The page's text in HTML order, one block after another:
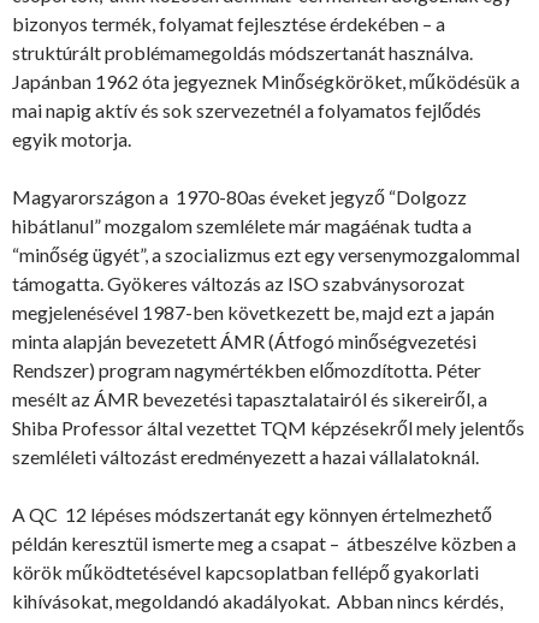
bizonyos termék, folyamat fejlesztése érdekében – a
struktúrált problémamegoldás módszertanát használva.
Japánban 1962 óta jegyeznek Minőségköröket, működésük a
mai napig aktív és sok szervezetnél a folyamatos fejlődés
egyik motorja.
Magyarországon a 1970-80as éveket jegyző “Dolgozz
hibátlanul” mozgalom szemlélete már magáénak tudta a
“minőség ügyét”, a szocializmus ezt egy versenymozgalommal
támogatta. Gyökeres változás az ISO szabványsorozat
megjelenésével 1987-ben következett be, majd ezt a japán
minta alapján bevezetett ÁMR (Átfogó minőségvezetési
Rendszer) program nagymértékben előmozdította. Péter
mesélt az ÁMR bevezetési tapasztalatairól és sikereiről, a
Shiba Professor által vezettet TQM képzésekről mely jelentős
szemléleti változást eredményezett a hazai vállalatoknál.
A QC 12 lépéses módszertanát egy könnyen értelmezhető
példán keresztül ismerte meg a csapat – átbeszélve közben a
körök működtetésével kapcsoplatban fellépő gyakorlati
kihívásokat, megoldandó akadályokat. Abban nincs kérdés,